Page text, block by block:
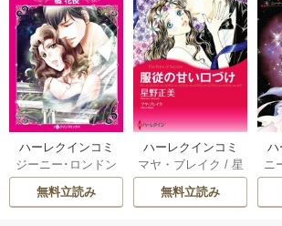
ハーレクインコミ
ックス セット 202
6年 vol.1064 1巻
ジーニー･ロンドン
橘花夜/ メアリ
ー･ライアンズ
無料立読み
ハーレクインコミ
ックス セット 202
6年 vol.1002 1巻
マヤ・ブレイク / 星
野正美/ ヘレン･ブ
ルックス/のわきね
無料立読み
ハ
ッ
ニ